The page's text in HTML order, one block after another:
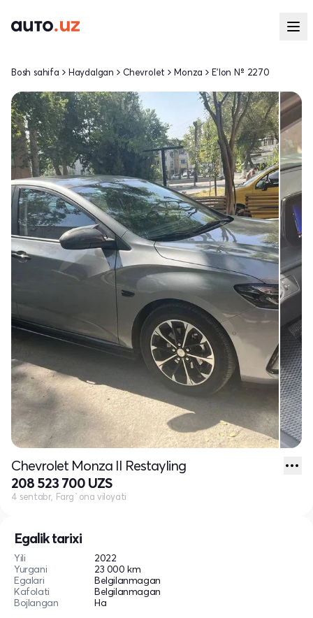
Egalik tarixi
Yili
2022
Yurgani
23 000 km
Egalari
Belgilanmagan
Kafolati
Belgilanmagan
Bojlangan
Ha
Bosh sahifa Haydalgan Chevrolet Monza E'lon № 2270
Chevrolet Monza II Restayling
208 523 700 UZS
4 sentabr, Farg`ona viloyati